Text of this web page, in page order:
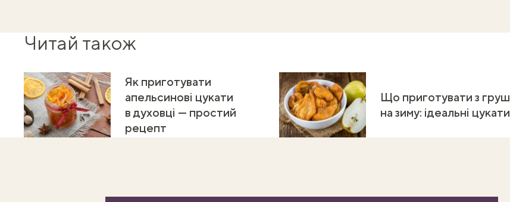
Читай також
Як приготувати
апельсинові цукати
в духовці — простий
рецепт
Що приготувати з груш
на зиму: ідеальні цукати